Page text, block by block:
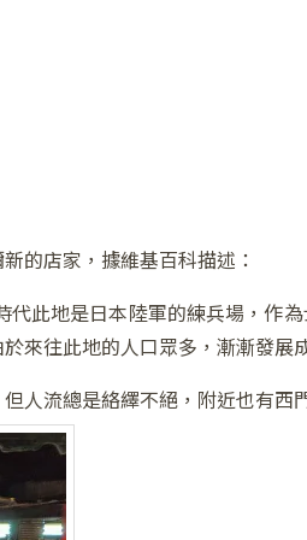
的店家，據維基百科描述：
此地是日本陸軍的練兵場，作
來往此地的人口眾多，漸漸發展
人流總是絡繹不絕，附近也有西